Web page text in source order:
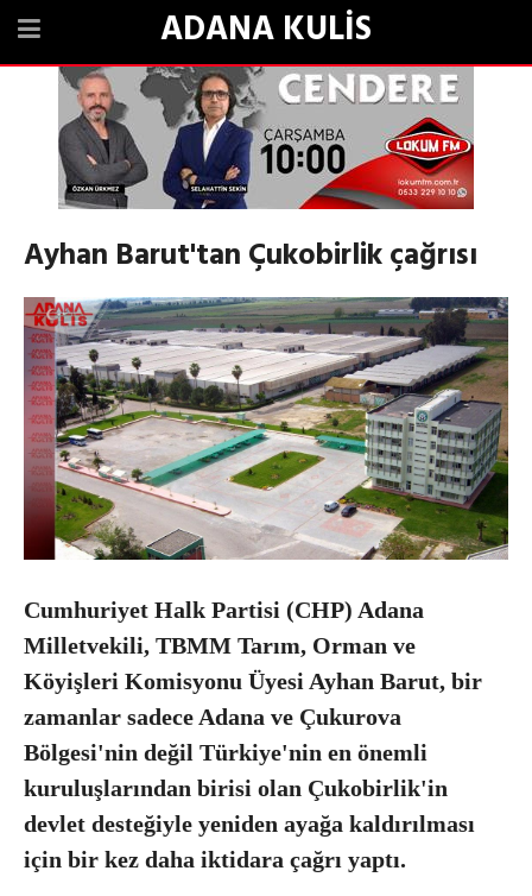
ADANA KULİS
Ayhan Barut'tan Çukobirlik çağrısı
Cumhuriyet Halk Partisi (CHP) Adana
Milletvekili, TBMM Tarım, Orman ve
Köyişleri Komisyonu Üyesi Ayhan Barut, bir
zamanlar sadece Adana ve Çukurova
Bölgesi'nin değil Türkiye'nin en önemli
kuruluşlarından birisi olan Çukobirlik'in
devlet desteğiyle yeniden ayağa kaldırılması
için bir kez daha iktidara çağrı yaptı.